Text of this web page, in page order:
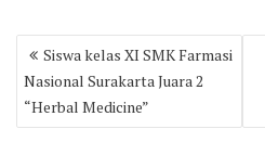
Post
navigation
Siswa kelas XI SMK Farmasi
Nasional Surakarta Juara 2
“Herbal Medicine”